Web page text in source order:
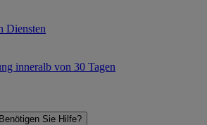
Diensten
inneralb von 30 Tagen
Benötigen Sie Hilfe?